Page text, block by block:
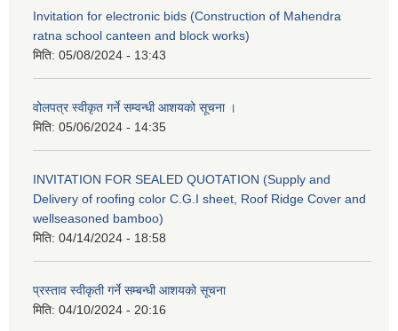
Invitation for electronic bids (Construction of Mahendra
ratna school canteen and block works)
मिति: 05/08/2024 - 13:43
वोलपत्र स्वीकृत गर्ने सम्वन्धी आशयको सूचना ।
मिति: 05/06/2024 - 14:35
INVITATION FOR SEALED QUOTATION (Supply and
Delivery of roofing color C.G.I sheet, Roof Ridge Cover and
wellseasoned bamboo)
मिति: 04/14/2024 - 18:58
प्रस्ताव स्वीकृती गर्ने सम्बन्धी आशयको सूचना
मिति: 04/10/2024 - 20:16